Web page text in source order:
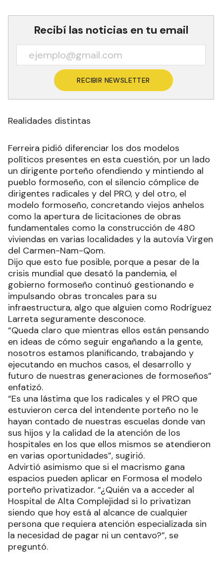
Recibí las noticias en tu email
RECIBIR NEWSLETTER
Realidades distintas
Ferreira pidió diferenciar los dos modelos
políticos presentes en esta cuestión, por un lado
un dirigente porteño ofendiendo y mintiendo al
pueblo formoseño, con el silencio cómplice de
dirigentes radicales y del PRO, y del otro, el
modelo formoseño, concretando viejos anhelos
como la apertura de licitaciones de obras
fundamentales como la construcción de 480
viviendas en varias localidades y la autovía Virgen
del Carmen-Nam-Qom.
Dijo que esto fue posible, porque a pesar de la
crisis mundial que desató la pandemia, el
gobierno formoseño continuó gestionando e
impulsando obras troncales para su
infraestructura, algo que alguien como Rodríguez
Larreta seguramente desconoce.
“Queda claro que mientras ellos están pensando
en ideas de cómo seguir engañando a la gente,
nosotros estamos planificando, trabajando y
ejecutando en muchos casos, el desarrollo y
futuro de nuestras generaciones de formoseños”
enfatizó.
“Es una lástima que los radicales y el PRO que
estuvieron cerca del intendente porteño no le
hayan contado de nuestras escuelas donde van
sus hijos y la calidad de la atención de los
hospitales en los que ellos mismos se atendieron
en varias oportunidades”, sugirió.
Advirtió asimismo que si el macrismo gana
espacios pueden aplicar en Formosa el modelo
porteño privatizador. “¿Quién va a acceder al
Hospital de Alta Complejidad si lo privatizan
siendo que hoy está al alcance de cualquier
persona que requiera atención especializada sin
la necesidad de pagar ni un centavo?”, se
preguntó.